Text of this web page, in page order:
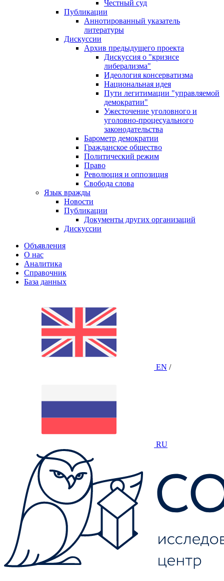
Честный суд
Публикации
Аннотированный указатель
литературы
Дискуссии
Архив предыдущего проекта
Дискуссия о "кризисе
либерализма"
Идеология консерватизма
Национальная идея
Пути легитимации "управляемой
демократии"
Ужесточение уголовного и
уголовно-процесуального
законодательства
Барометр демократии
Гражданское общество
Политический режим
Право
Революция и оппозиция
Свобода слова
Язык вражды
Новости
Публикации
Документы других организаций
Дискуссии
Объявления
О нас
Аналитика
Справочник
База данных
EN /
RU